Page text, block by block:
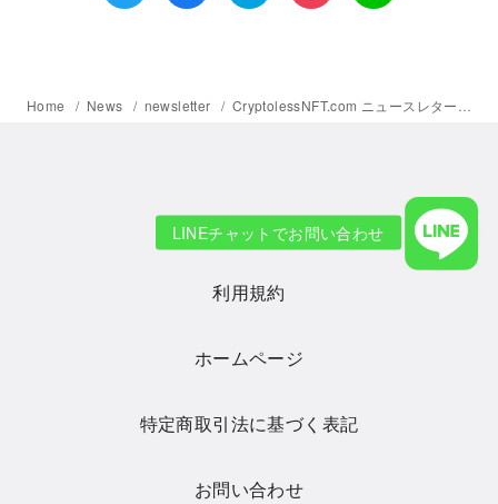
Home News newsletter CryptolessNFT.com ニュースレター 2022年9月10日号 – 広報レッスン：「ロードマップ」を作成してみよう／新サービス「インスタグラムアカウントへのNFTウォレット連携サービス」リリースのお知らせ／新型詐欺注意喚起のお知らせ（再掲）
プライバシーポリシー
利用規約
ホームページ
特定商取引法に基づく表記
お問い合わせ